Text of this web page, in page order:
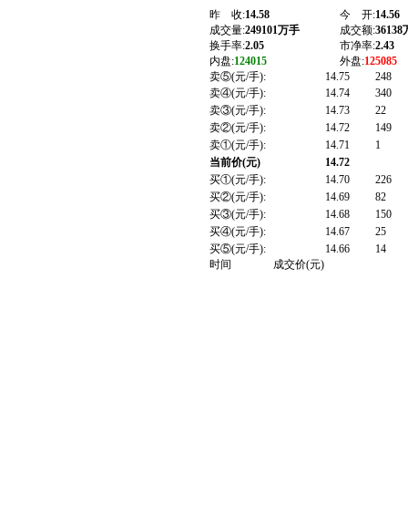
昨 收:14.58 今 开:14.56
成交量:249101万手 成交额:36138
换手率:2.05 市净率:2.43
内盘:124015 外盘:125085
卖⑤(元/手):
14.75
248
卖④(元/手):
14.74
340
卖③(元/手):
14.73
22
卖②(元/手):
14.72
149
卖①(元/手):
14.71
1
当前价(元)
14.72
买①(元/手):
14.70
226
买②(元/手):
14.69
82
买③(元/手):
14.68
150
买④(元/手):
14.67
25
买⑤(元/手):
14.66
14
时间
成交价(元)